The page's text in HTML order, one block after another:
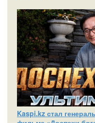
Kaspi.kz стал